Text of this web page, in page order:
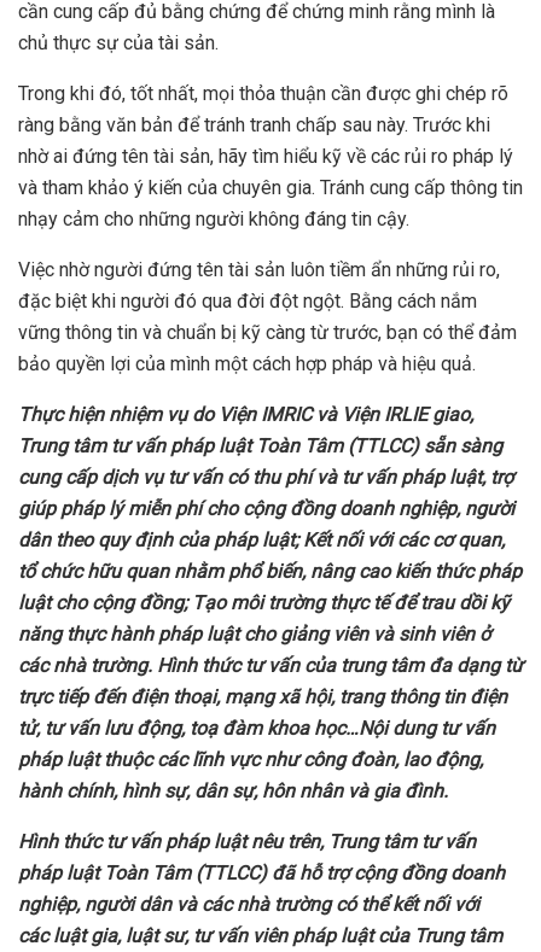
cần cung cấp đủ bằng chứng để chứng minh rằng mình là
chủ thực sự của tài sản.
Trong khi đó, tốt nhất, mọi thỏa thuận cần được ghi chép rõ
ràng bằng văn bản để tránh tranh chấp sau này. Trước khi
nhờ ai đứng tên tài sản, hãy tìm hiểu kỹ về các rủi ro pháp lý
và tham khảo ý kiến của chuyên gia. Tránh cung cấp thông tin
nhạy cảm cho những người không đáng tin cậy.
Việc nhờ người đứng tên tài sản luôn tiềm ẩn những rủi ro,
đặc biệt khi người đó qua đời đột ngột. Bằng cách nắm
vững thông tin và chuẩn bị kỹ càng từ trước, bạn có thể đảm
bảo quyền lợi của mình một cách hợp pháp và hiệu quả.
Thựchiện nhiệm vụ do Viện IMRIC và Viện IRLIE giao,
Trung tâm tư vấn pháp luật Toàn Tâm (TTLCC) sẵn sàng
cung cấp dịch vụ tư vấn có thu phí và tư vấn pháp luật, trợ
giúp pháp lý miễn phí cho cộng đồng doanhnghiệp, người
dân theo quy định của pháp luật; Kết nối với các cơ quan,
tổ chức hữu quan nhằm phổ biến, nâng cao kiến thức pháp
luật cho cộng đồng; Tạo môi trường thực tế để trau dồi kỹ
năng thực hành pháp luật cho giảng viên và sinh viên ở
cácnhà trường. Hình thức tư vấn của trung tâm đa dạng từ
trực tiếpđếnđiện thoại, mạng xã hội, trang thông tin điện
tử, tư vấn lưu động, toạ đàm khoa học…Nội dung tư vấn
pháp luật thuộc các lĩnh vực như công đoàn, lao động,
hành chính, hình sự, dân sự, hôn nhân và gia đình.
Hình thức tưvấn pháp luật nêu trên, Trung tâm tư vấn
pháp luật Toàn Tâm (TTLCC) đã hỗtrợ cộng đồng doanh
nghiệp, người dân và các nhà trườngcó thể kết nối với
các luậtgia, luật sư,tư vấn viênphápluậtcủa Trungtâm